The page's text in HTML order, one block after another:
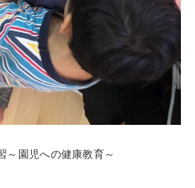
～園児への健康教育～